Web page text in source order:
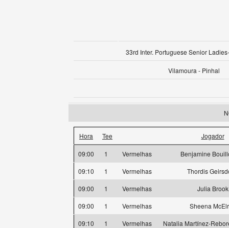
33rd Inter. Portuguese Senior
Vilamoura - Pinhal
Hora Tee Jogador
09:00 1 Vermelhas
Benjamine
09:10
1 Vermelhas
Thordis
09:00
1 Vermelhas
Julia Brook
09:00
1 Vermelhas
Sheena
09:10
1 Vermelhas
Natalia Martínez-